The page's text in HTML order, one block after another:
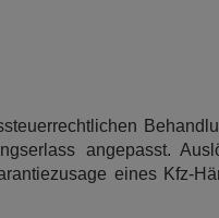
angepasst.
eines Kfz-